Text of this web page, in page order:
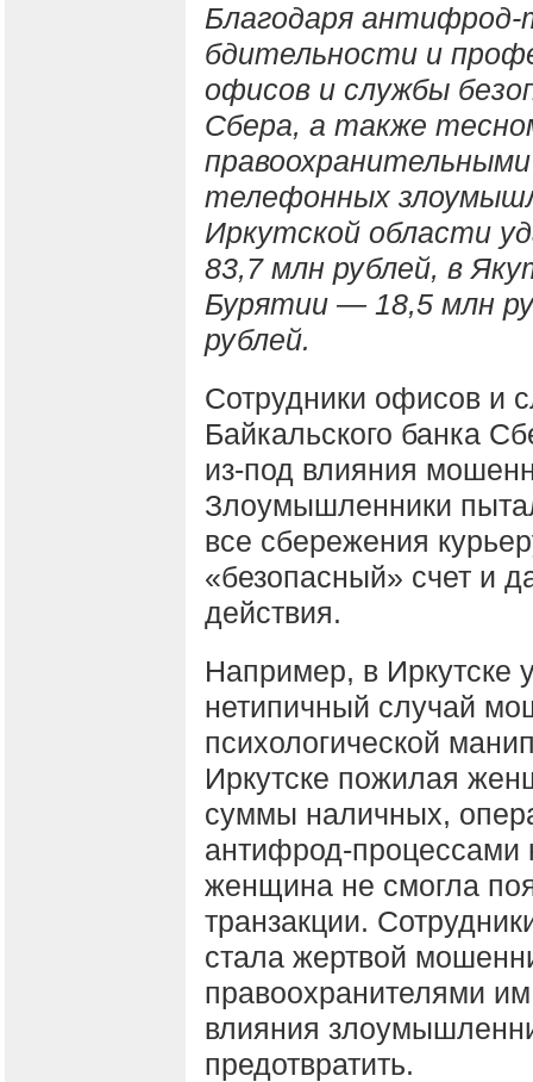
Благодаря антифрод-
бдительности и
офисов и службы
Сбера, а также
телефонных
Иркутской области
83,7 млн рублей, в
Бурятии — 18,5 млн
рублей.
Сотрудники офисов и
Байкальского банка
из-под влияния
Злоумышленники
все сбережения
«безопасный» счет и
действия.
Например, в Иркутске
нетипичный случай
психологической
Иркутске пожилая
суммы наличных,
антифрод-процессами
женщина не смогла
транзакции.
стала жертвой
правоохранителями
влияния
предотвратить.